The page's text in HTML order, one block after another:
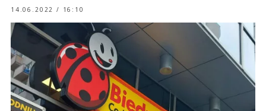
14.06.2022 / 16:10